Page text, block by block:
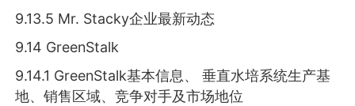
9.13.5 Mr. Stacky企业最新动态
9.14 GreenStalk
9.14.1 GreenStalk基本信息、 垂直水培系统生产基
地、销售区域、竞争对手及市场地位